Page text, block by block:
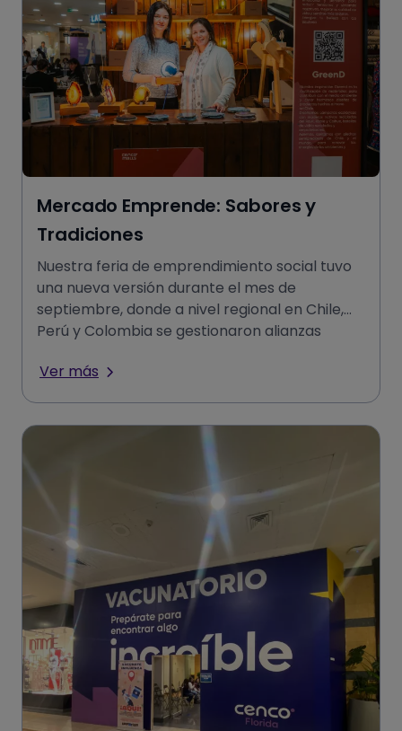
Mercado Emprende: Sabores y
Tradiciones
Nuestra feria de emprendimiento social tuvo
una nueva versión durante el mes de
septiembre, donde a nivel regional en Chile,
Perú y Colombia se gestionaron alianzas
Ver más